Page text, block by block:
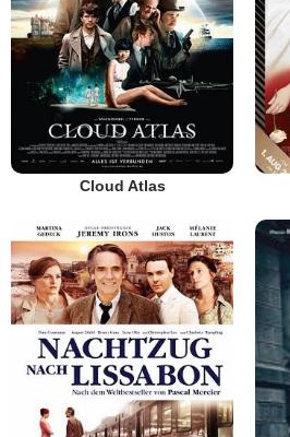
Cloud Atlas